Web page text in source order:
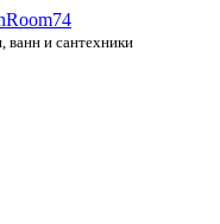
ванн и сантехники